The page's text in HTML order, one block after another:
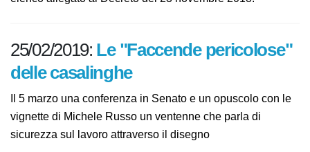
precedente elenco allegato al Decreto del 23 novembre
2018.
25/02/2019:Le "Faccende
pericolose" delle casalinghe